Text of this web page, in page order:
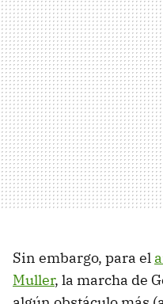
Sin embargo, para el
Muller, la marcha de